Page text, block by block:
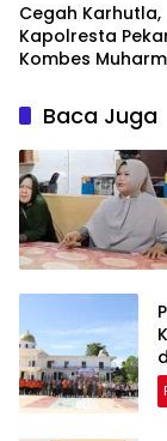
Cegah Karhutla,
Kapolresta
Kombes
Sekaki dan
Baca Juga